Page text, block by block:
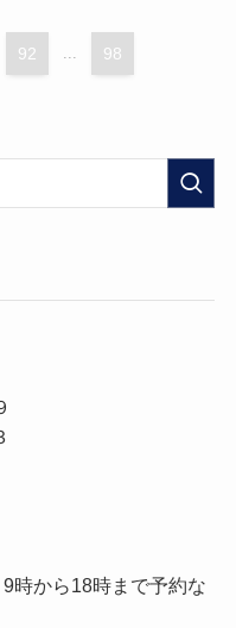
92 98
時から18時まで予約な